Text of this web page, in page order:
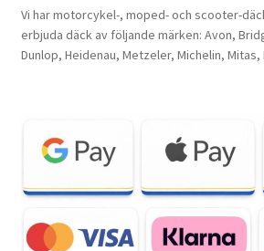
Vi har motorcykel-, moped- och scooter-
erbjuda däck av följande märken: Avon,
Dunlop, Heidenau, Metzeler, Michelin, Mitas,